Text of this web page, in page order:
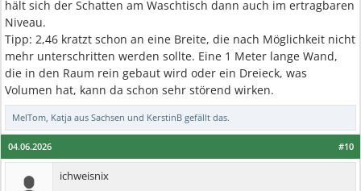
hält sich der Schatten am Waschtisch dann auch im ertragbaren
Niveau.
Tipp: 2,46 kratzt schon an eine Breite, die nach Möglichkeit nicht
mehr unterschritten werden sollte. Eine 1 Meter lange Wand,
die in den Raum rein gebaut wird oder ein Dreieck, was
Volumen hat, kann da schon sehr störend wirken.
MelTom, Katja aus Sachsen und KerstinB gefällt das.
#10
04.06.2026
ichweisnix